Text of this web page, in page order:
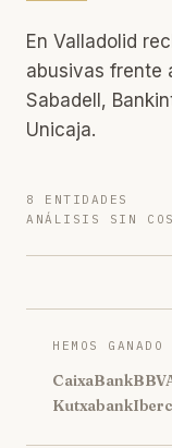
En Valladolid
abusivas frente
Sabadell,
Unicaja.
8 ENTIDADES
ANÁLISIS SIN
HEMOS GANADO
CaixaBank
Kutxabank